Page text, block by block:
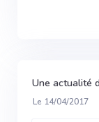
Une actualité
Le 14/04/2017